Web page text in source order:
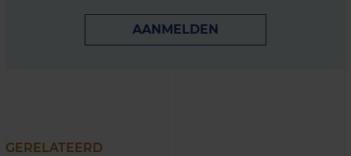
AANMELDEN
GERELATEERD